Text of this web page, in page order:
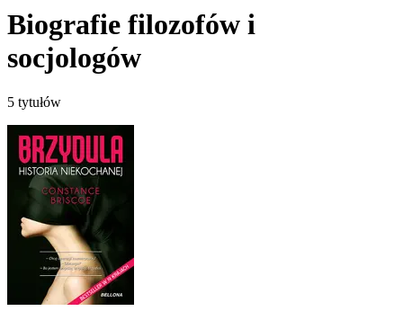
Biografie filozofów i
socjologów
5 tytułów